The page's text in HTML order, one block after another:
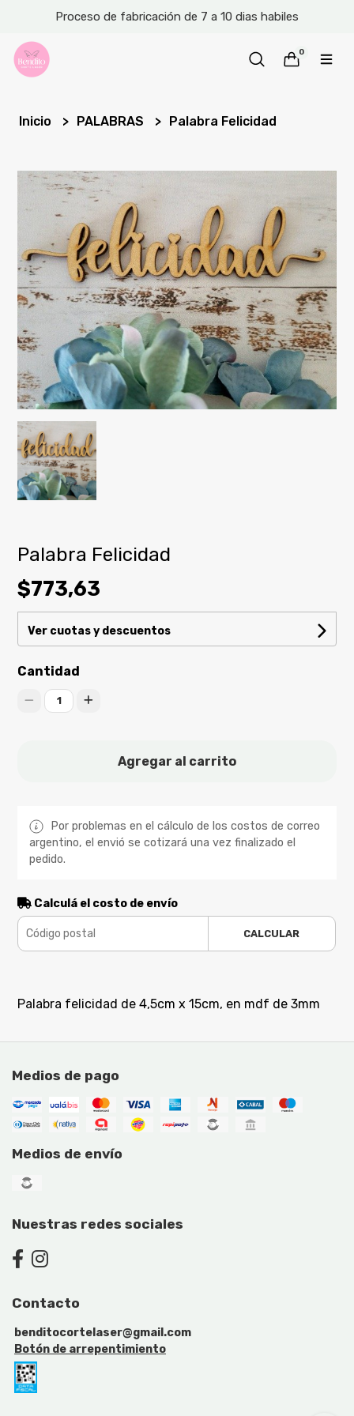
Proceso de fabricación de 7 a 10 dias habiles
0
Inicio PALABRAS Palabra Felicidad
Palabra Felicidad
$773,63
Ver cuotas y descuentos
Cantidad
1
Agregar al carrito
Por problemas en el cálculo de los costos de correo
argentino, el envió se cotizará una vez finalizado el
pedido.
Calculá el costo de envío
CALCULAR
Palabra felicidad de 4,5cm x 15cm, en mdf de 3mm
Medios de pago
Medios de envío
Nuestras redes sociales
Contacto
benditocortelaser@gmail.com
Botón de arrepentimiento